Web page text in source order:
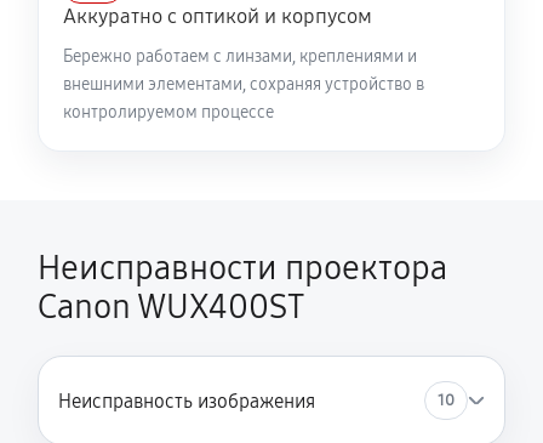
Аккуратно с оптикой и корпусом
Бережно работаем с линзами, креплениями и
внешними элементами, сохраняя устройство в
контролируемом процессе
Неисправности проектора
Canon WUX400ST
Неисправность изображения 10